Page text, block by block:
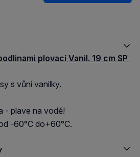
plovací Vanil. 19 cm SP
s vůní vanilky.
- plave na vodě!
-60°C do+60°C.